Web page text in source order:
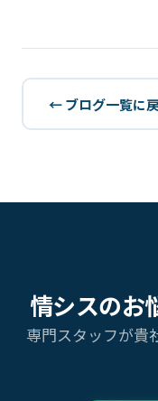
← ブログ一覧に
情シスのお
専門スタッフが貴